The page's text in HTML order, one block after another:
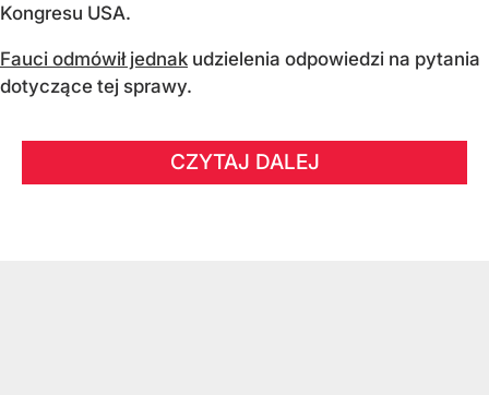
Kongresu USA.
Fauci odmówił jednak udzielenia odpowiedzi na pytania
dotyczące tej sprawy.
CZYTAJ DALEJ